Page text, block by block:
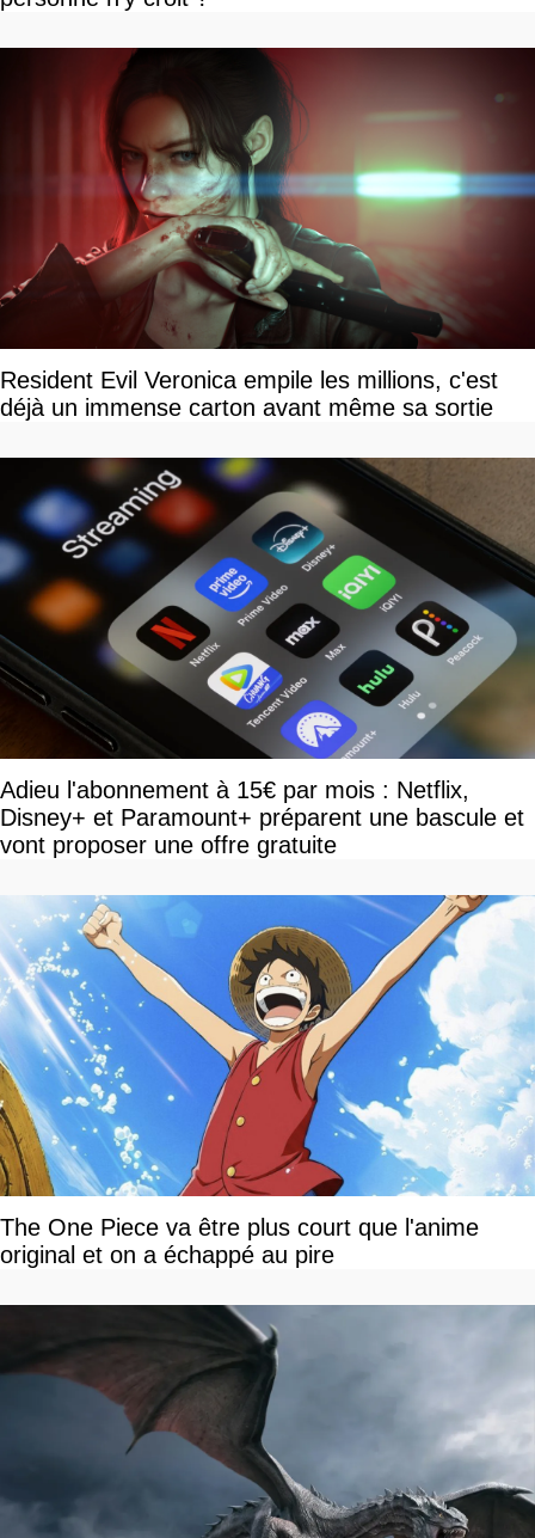
Resident Evil Veronica empile les millions, c'est
déjà un immense carton avant même sa sortie
Adieu l'abonnement à 15€ par mois : Netflix,
Disney+ et Paramount+ préparent une bascule et
vont proposer une offre gratuite
The One Piece va être plus court que l'anime
original et on a échappé au pire